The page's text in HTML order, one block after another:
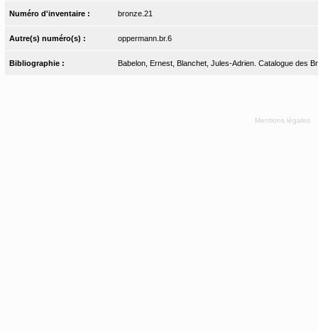
Numéro d'inventaire : bronze.21
Autre(s) numéro(s) : oppermann.br.6
Bibliographie : Babelon, Ernest, Blanchet, Jules-Adrien. Catalogue des
Mentions légales